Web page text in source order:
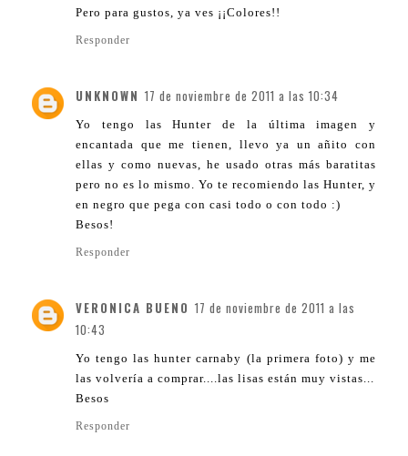
Pero para gustos, ya ves ¡¡Colores!!
Responder
UNKNOWN 17 de noviembre de 2011 a las 10:34
Yo tengo las Hunter de la última imagen y
encantada que me tienen, llevo ya un añito con
ellas y como nuevas, he usado otras más baratitas
pero no es lo mismo. Yo te recomiendo las Hunter, y
en negro que pega con casi todo o con todo :)
Besos!
Responder
VERONICA BUENO 17 de noviembre de 2011 a las
10:43
Yo tengo las hunter carnaby (la primera foto) y me
las volvería a comprar....las lisas están muy vistas...
Besos
Responder